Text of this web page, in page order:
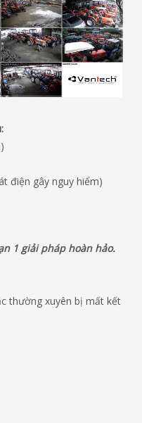
điện gây nguy hiểm)
1 giải pháp hoàn hảo.
thường xuyên bị mất kết